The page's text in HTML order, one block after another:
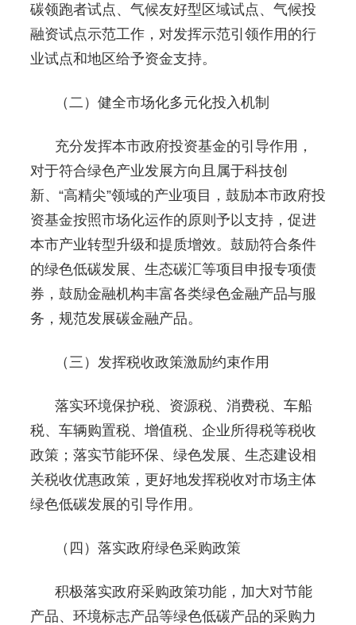
碳领跑者试点、气候友好型区域试点、气候投
融资试点示范工作，对发挥示范引领作用的行
业试点和地区给予资金支持。
（二）健全市场化多元化投入机制
充分发挥本市政府投资基金的引导作用，
对于符合绿色产业发展方向且属于科技创
新、“高精尖”领域的产业项目，鼓励本市政府投
资基金按照市场化运作的原则予以支持，促进
本市产业转型升级和提质增效。鼓励符合条件
的绿色低碳发展、生态碳汇等项目申报专项债
券，鼓励金融机构丰富各类绿色金融产品与服
务，规范发展碳金融产品。
（三）发挥税收政策激励约束作用
落实环境保护税、资源税、消费税、车船
税、车辆购置税、增值税、企业所得税等税收
政策；落实节能环保、绿色发展、生态建设相
关税收优惠政策，更好地发挥税收对市场主体
绿色低碳发展的引导作用。
（四）落实政府绿色采购政策
积极落实政府采购政策功能，加大对节能
产品、环境标志产品等绿色低碳产品的采购力